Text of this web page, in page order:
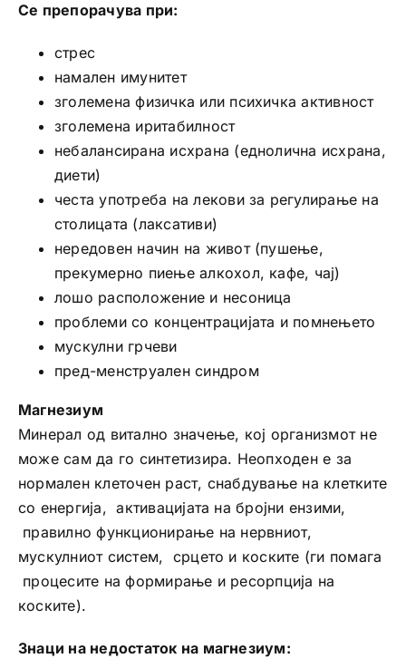
Се препорачува при:
стрес
намален имунитет
зголемена физичка или психичка активност
зголемена иритабилност
небалансирана исхрана (еднолична исхрана,
диети)
честа употреба на лекови за регулирање на
столицата (лаксативи)
нередовен начин на живот (пушење,
прекумерно пиење алкохол, кафе, чај)
лошо расположение и несоница
проблеми со концентрацијата и помнењето
мускулни грчеви
пред-менструален синдром
Магнезиум
Минерал од витално значење, кој организмот не
може сам да го синтетизира. Неопходен е за
нормален клеточен раст, снабдување на клетките
со енергија, активацијата на бројни ензими,
правилно функционирање на нервниот,
мускулниот систем, срцето и коските (ги помага
процесите на формирање и ресорпција на
коските).
Знаци на недостаток на магнезиум: